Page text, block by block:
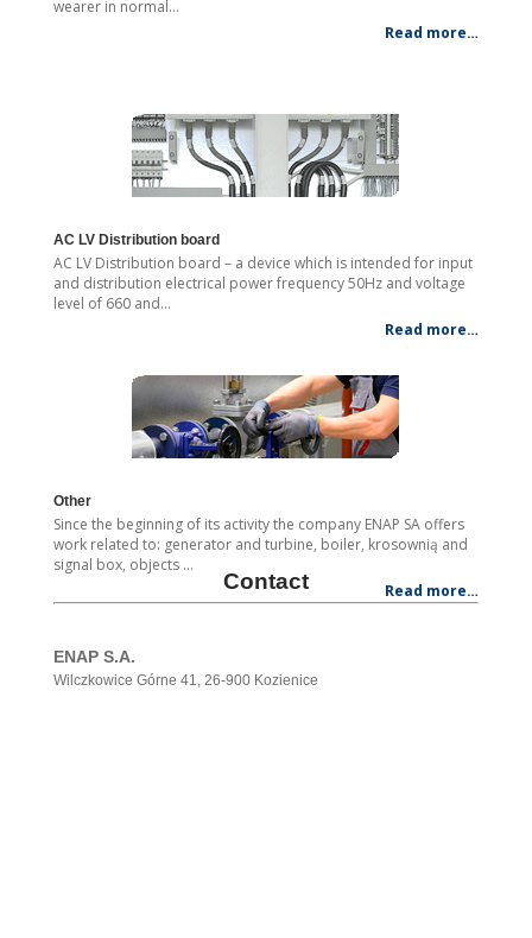
wearer in normal…
Read more…
AC LV Distribution board
AC LV Distribution board – a device which is intended for input
and distribution electrical power frequency 50Hz and voltage
level of 660 and…
Read more…
Other
Since the beginning of its activity the company ENAP SA offers
work related to: generator and turbine, boiler, krosownią and
signal box, objects …
Read more…
Contact
ENAP S.A.
Wilczkowice Górne 41, 26-900 Kozienice